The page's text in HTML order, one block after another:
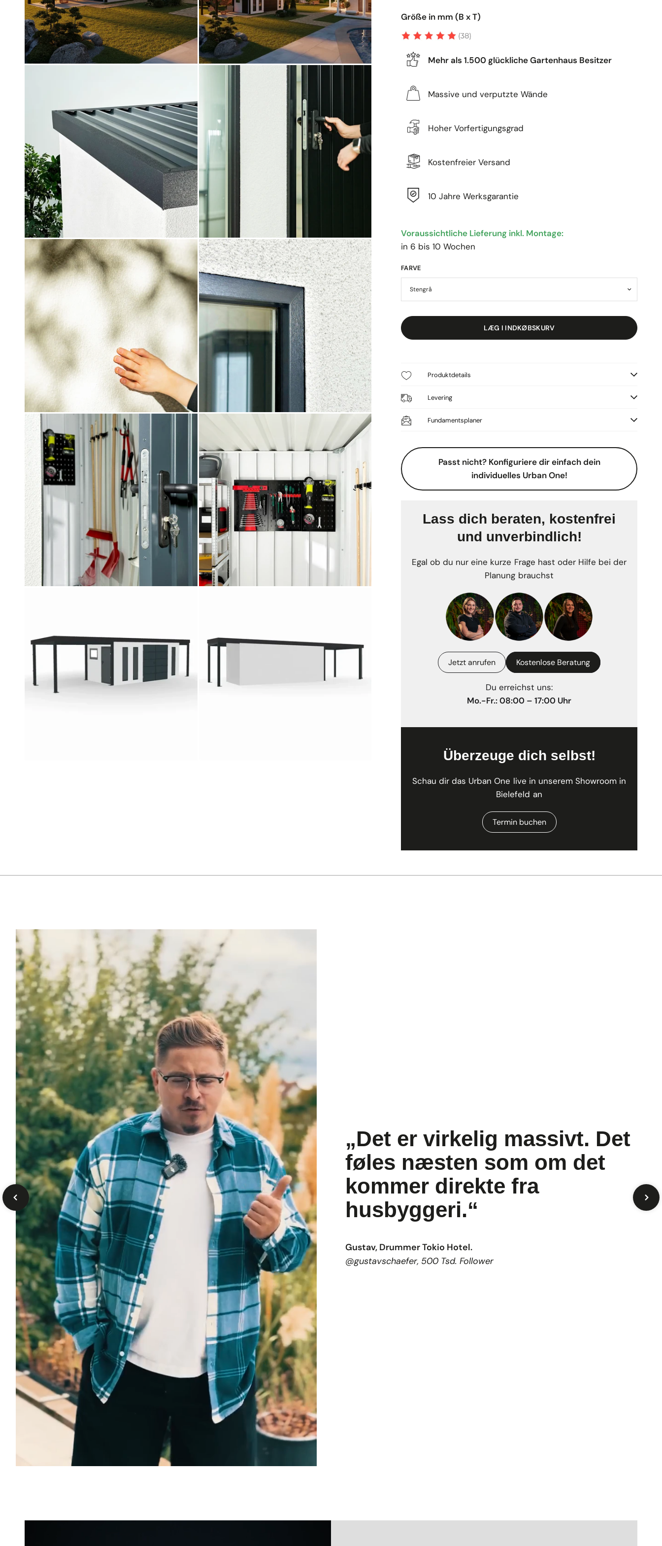
Größe in mm (B x T)
Mehr als 1.500 glückliche Gartenhaus Besitzer
Massive und verputzte Wände
Hoher Vorfertigungsgrad
Kostenfreier Versand
10 Jahre Werksgarantie
Voraussichtliche Lieferung inkl. Montage:
in 6 bis 10 Wochen
FARVE
LÆG I INDKØBSKURV
Produktdetails
Levering
Fundamentsplaner
Passt nicht? Konfiguriere dir einfach dein
individuelles Urban One!
Lass dich beraten, kostenfrei
und unverbindlich!
Egal ob du nur eine kurze Frage hast oder Hilfe bei der
Planung brauchst
Jetzt anrufen Kostenlose Beratung
Du erreichst uns:
Mo.-Fr.: 08:00 – 17:00 Uhr
Überzeuge dich selbst!
Schau dir das Urban One live in unserem Showroom in
Bielefeld an
Termin buchen
„Det er virkelig massivt. Det
føles næsten som om det
kommer direkte fra
husbyggeri.“
Gustav, Drummer Tokio Hotel.
@gustavschaefer, 500 Tsd. Follower